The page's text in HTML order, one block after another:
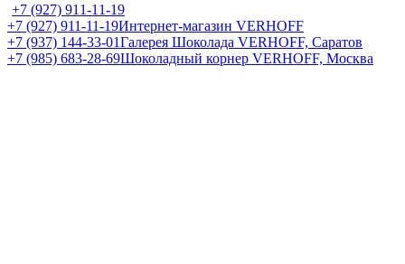
+7 (927) 911-11-19
+7 (927) 911-11-19Интернет-магазин VERHOFF
+7 (937) 144-33-01Галерея Шоколада VERHOFF, Саратов
+7 (985) 683-28-69Шоколадный корнер VERHOFF, Москва